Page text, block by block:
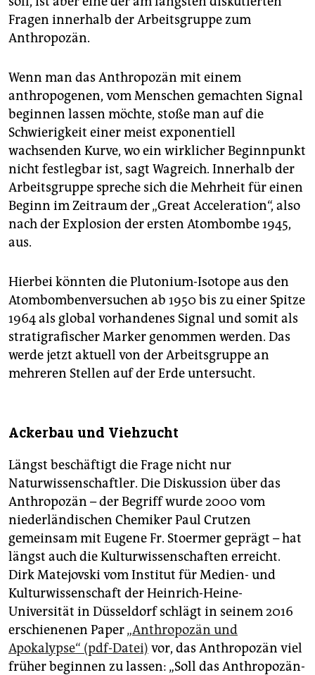
Fragen innerhalb der Arbeitsgruppe zum
Anthropozän.
Wenn man das Anthropozän mit einem
anthropogenen, vom Menschen gemachten Signal
beginnen lassen möchte, stoße man auf die
Schwierigkeit einer meist exponentiell
wachsenden Kurve, wo ein wirklicher Beginnpunkt
nicht festlegbar ist, sagt Wagreich. Innerhalb der
Arbeitsgruppe spreche sich die Mehrheit für einen
Beginn im Zeitraum der „Great Acceleration“, also
nach der Explosion der ersten Atombombe 1945,
aus.
Hierbei könnten die Plutonium-Isotope aus den
Atombombenversuchen ab 1950 bis zu einer Spitze
1964 als global vorhandenes Signal und somit als
stratigrafischer Marker genommen werden. Das
werde jetzt aktuell von der Arbeitsgruppe an
mehreren Stellen auf der Erde untersucht.
Ackerbau und Viehzucht
Längst beschäftigt die Frage nicht nur
Naturwissenschaftler. Die Diskussion über das
Anthropozän – der Begriff wurde 2000 vom
niederländischen Chemiker Paul Crutzen
gemeinsam mit Eugene Fr. Stoermer geprägt – hat
längst auch die Kulturwissenschaften erreicht.
Dirk Matejovski vom Institut für Medien- und
Kulturwissenschaft der Heinrich-Heine-
Universität in Düsseldorf schlägt in seinem 2016
erschienenen Paper„Anthropozän und
Apokalypse“ (pdf-Datei) vor, das Anthropozän viel
früher beginnen zu lassen: „Soll das Anthropozän-